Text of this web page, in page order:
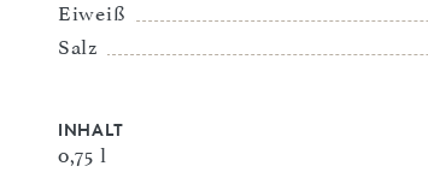
Eiweiß
Salz
INHALT
0,75 l